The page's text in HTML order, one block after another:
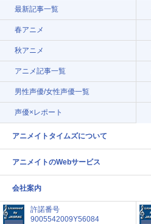
最新記事一覧
春アニメ
秋アニメ
アニメ記事一覧
男性声優/女性声優一覧
声優×レポート
アニメイトタイムズについて
アニメイトのWebサービス
会社案内
許諾番号
9005542009Y56084